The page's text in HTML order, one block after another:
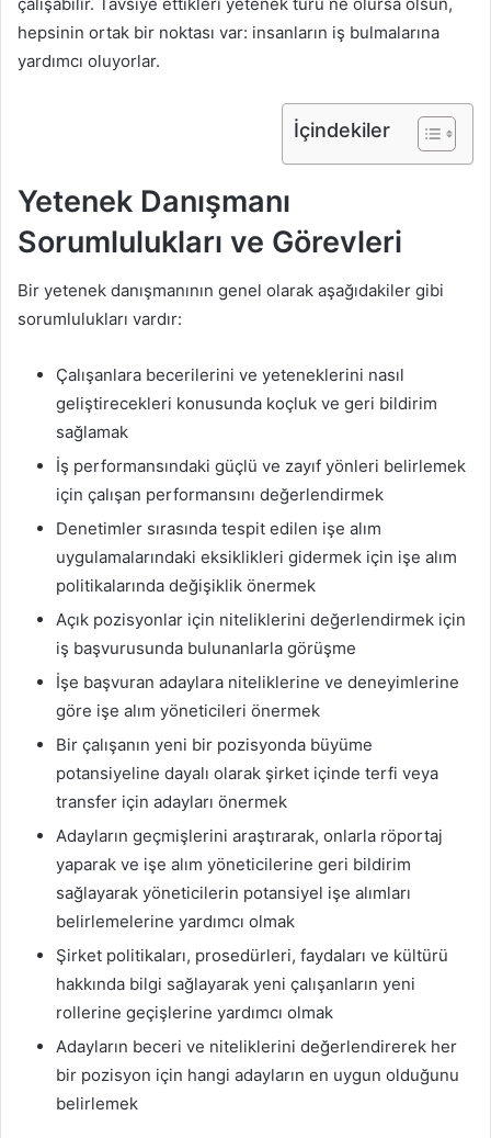
hepsinin ortak bir noktası var: insanların iş bulmalarına
yardımcı oluyorlar.
İçindekiler
Yetenek Danışmanı
Sorumlulukları ve Görevleri
Bir yetenek danışmanının genel olarak aşağıdakiler gibi
sorumlulukları vardır:
Çalışanlara becerilerini ve yeteneklerini nasıl
geliştirecekleri konusunda koçluk ve geri bildirim
sağlamak
İş performansındaki güçlü ve zayıf yönleri belirlemek
için çalışan performansını değerlendirmek
Denetimler sırasında tespit edilen işe alım
uygulamalarındaki eksiklikleri gidermek için işe alım
politikalarında değişiklik önermek
Açık pozisyonlar için niteliklerini değerlendirmek için
iş başvurusunda bulunanlarla görüşme
İşe başvuran adaylara niteliklerine ve deneyimlerine
göre işe alım yöneticileri önermek
Bir çalışanın yeni bir pozisyonda büyüme
potansiyeline dayalı olarak şirket içinde terfi veya
transfer için adayları önermek
Adayların geçmişlerini araştırarak, onlarla röportaj
yaparak ve işe alım yöneticilerine geri bildirim
sağlayarak yöneticilerin potansiyel işe alımları
belirlemelerine yardımcı olmak
Şirket politikaları, prosedürleri, faydaları ve kültürü
hakkında bilgi sağlayarak yeni çalışanların yeni
rollerine geçişlerine yardımcı olmak
Adayların beceri ve niteliklerini değerlendirerek her
bir pozisyon için hangi adayların en uygun olduğunu
belirlemek